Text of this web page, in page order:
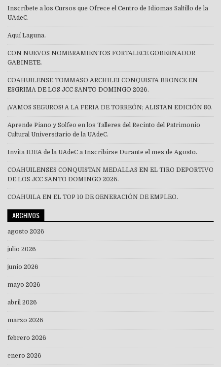
Inscríbete a los Cursos que Ofrece el Centro de Idiomas Saltillo de la
UAdeC.
Aquí Laguna.
CON NUEVOS NOMBRAMIENTOS FORTALECE GOBERNADOR
GABINETE.
COAHUILENSE TOMMASO ARCHILEI CONQUISTA BRONCE EN
ESGRIMA DE LOS JCC SANTO DOMINGO 2026.
¡VAMOS SEGUROS! A LA FERIA DE TORREÓN; ALISTAN EDICIÓN 80.
Aprende Piano y Solfeo en los Talleres del Recinto del Patrimonio
Cultural Universitario de la UAdeC.
Invita IDEA de la UAdeC a Inscribirse Durante el mes de Agosto.
COAHUILENSES CONQUISTAN MEDALLAS EN EL TIRO DEPORTIVO
DE LOS JCC SANTO DOMINGO 2026.
COAHUILA EN EL TOP 10 DE GENERACIÓN DE EMPLEO.
ARCHIVOS
agosto 2026
julio 2026
junio 2026
mayo 2026
abril 2026
marzo 2026
febrero 2026
enero 2026